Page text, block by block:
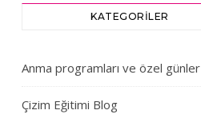
KATEGORILER
Anma programları ve özel günler
Çizim Eğitimi Blog